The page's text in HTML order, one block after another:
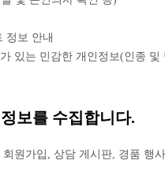
정보 안내
있는 민감한 개인정보(인종
보를 수집합니다.
원가입, 상담 게시판, 경품 행